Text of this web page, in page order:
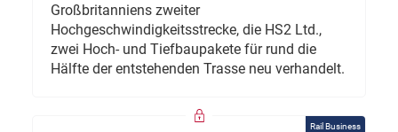
Großbritanniens zweiter
Hochgeschwindigkeitsstrecke, die HS2 Ltd.,
zwei Hoch- und Tiefbaupakete für rund die
Hälfte der entstehenden Trasse neu verhandelt.
Rail Business